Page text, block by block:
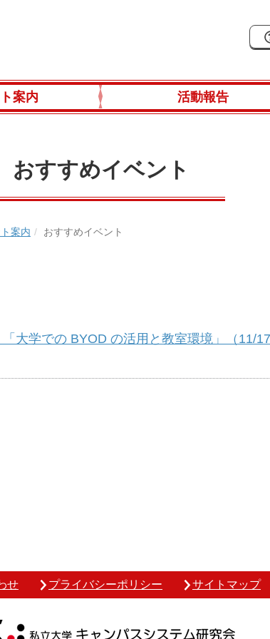
案内 活動報告
おすすめイベント
案内 おすすめイベント
大学での BYOD の活用と教室環境」（11/
せ プライバシーポリシー サイトマップ